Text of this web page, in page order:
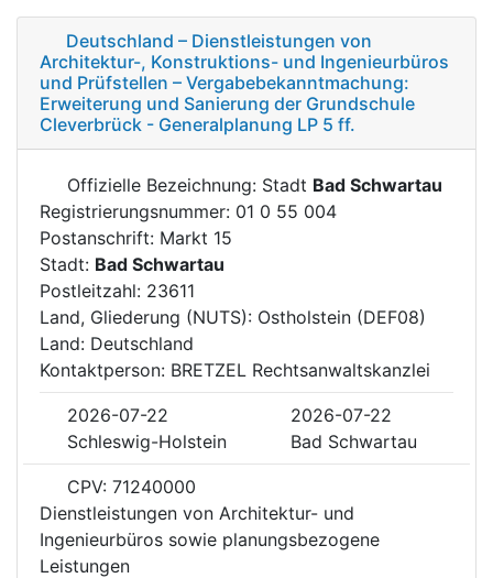
Deutschland – Dienstleistungen von
Architektur-, Konstruktions- und Ingenieurbüros
und Prüfstellen – Vergabebekanntmachung:
Erweiterung und Sanierung der Grundschule
Cleverbrück - Generalplanung LP 5 ff.
Offizielle Bezeichnung: Stadt Bad Schwartau
Registrierungsnummer: 01 0 55 004
Postanschrift: Markt 15
Stadt: Bad Schwartau
Postleitzahl: 23611
Land, Gliederung (NUTS): Ostholstein (DEF08)
Land: Deutschland
Kontaktperson: BRETZEL Rechtsanwaltskanzlei
2026-07-22
2026-07-22
Schleswig-Holstein
Bad Schwartau
CPV: 71240000
Dienstleistungen von Architektur- und
Ingenieurbüros sowie planungsbezogene
Leistungen